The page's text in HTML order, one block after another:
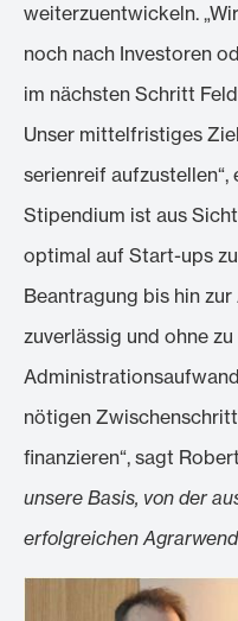
weiterzuentwickeln.
noch nach Investoren
im nächsten Schritt
Unser mittelfristiges
serienreif aufzustellen“,
Stipendium ist aus
optimal auf Start-ups
Beantragung bis hin
zuverlässig und ohne
nötigen
finanzieren“, sagt
unsere Basis, von der
erfolgreichen